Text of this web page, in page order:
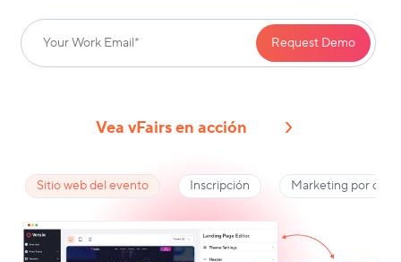
Vea vFairs en acción
Sitio web del evento Inscripción Marketing por